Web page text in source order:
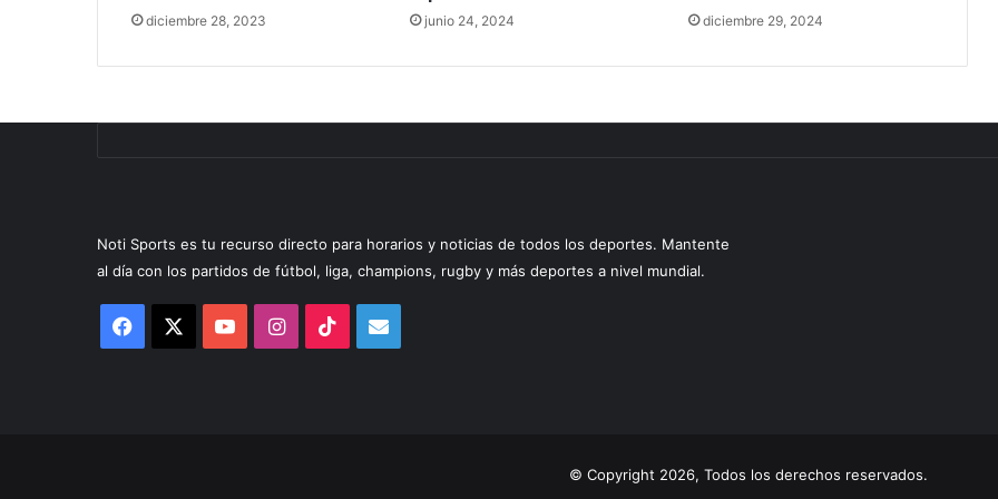
diciembre 28, 2023 junio 24, 2024 diciembre 29, 2024
Noti Sports es tu recurso directo para horarios y noticias de todos los deportes. Mantente
al día con los partidos de fútbol, liga, champions, rugby y más deportes a nivel mundial.
Facebook YouTubeInstagram
TikTokCorreo
© Copyright 2026, Todos los derechos reservados.